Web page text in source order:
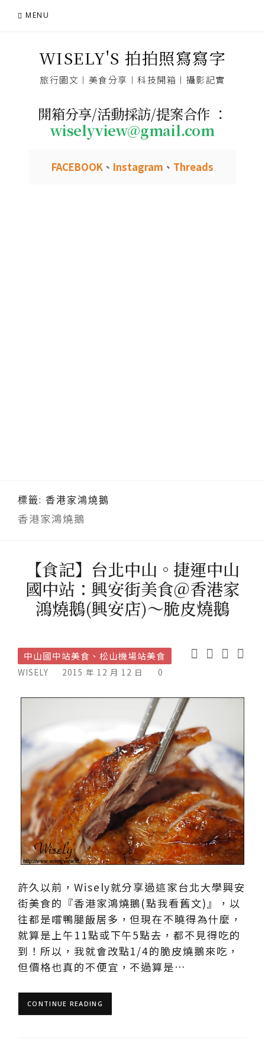
MENU
WISELY'S 拍拍照寫寫字
旅行圖文︱美食分享︱科技開箱︱攝影記實
開箱分享/活動採訪/提案合作 ：
wiselyview@gmail.com
FACEBOOK 、 Instagram 、 Threads
標籤: 香港家鴻燒鵝
香港家鴻燒鵝
【食記】台北中山。捷運中山
國中站：興安街美食＠香港家
鴻燒鵝(興安店)～脆皮燒鵝
中山國中站美食、松山機場站美食
WISELY 2015 年 12 月 12 日 0
許久以前，Wisely就分享過這家台北大學興安
街美食的『香港家鴻燒鵝(點我看舊文)』，以
往都是嚐鴨腿飯居多，但現在不曉得為什麼，
就算是上午11點或下午5點去，都不見得吃的
到！所以，我就會改點1/4的脆皮燒鵝來吃，
但價格也真的不便宜，不過算是…
CONTINUE READING